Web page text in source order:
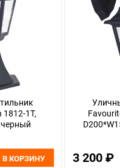
1812-1T,
В КОРЗИНУ 3 200 ₽